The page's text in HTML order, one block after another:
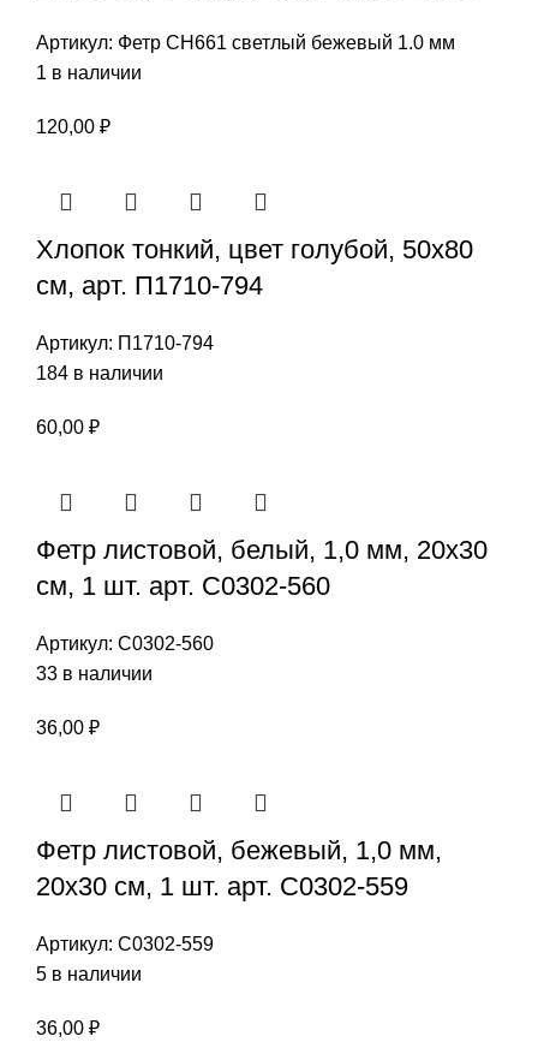
Артикул: Фетр СН661 светлый бежевый 1.0 мм
1 в наличии
120,00 ₽
Хлопок тонкий, цвет голубой, 50х80
см, арт. П1710-794
Артикул: П1710-794
184 в наличии
60,00 ₽
Фетр листовой, белый, 1,0 мм, 20х30
см, 1 шт. арт. С0302-560
Артикул: С0302-560
33 в наличии
36,00 ₽
Фетр листовой, бежевый, 1,0 мм,
20х30 см, 1 шт. арт. С0302-559
Артикул: С0302-559
5 в наличии
36,00 ₽